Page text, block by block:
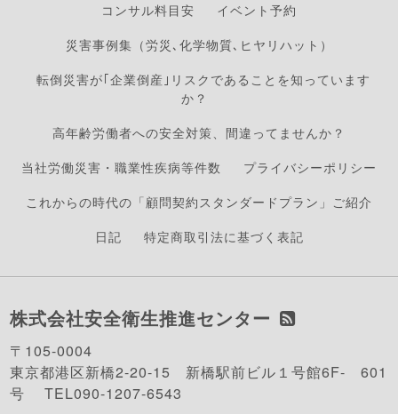
コンサル料目安
イベント予約
災害事例集（労災､化学物質､ヒヤリハット）
転倒災害が｢企業倒産｣リスクであることを知っています
か？
高年齢労働者への安全対策、間違ってませんか？
当社労働災害・職業性疾病等件数
プライバシーポリシー
これからの時代の「顧問契約スタンダードプラン」ご紹介
日記
特定商取引法に基づく表記
株式会社安全衛生推進センター
〒105-0004
東京都港区新橋2-20-15 新橋駅前ビル１号館6F- 601
号 TEL090-1207-6543